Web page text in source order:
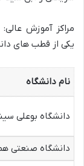
مراکز آموزش
یکی از قطب های
نام دانشگاه
دانشگاه بوعلی
دانشگاه صنعتی